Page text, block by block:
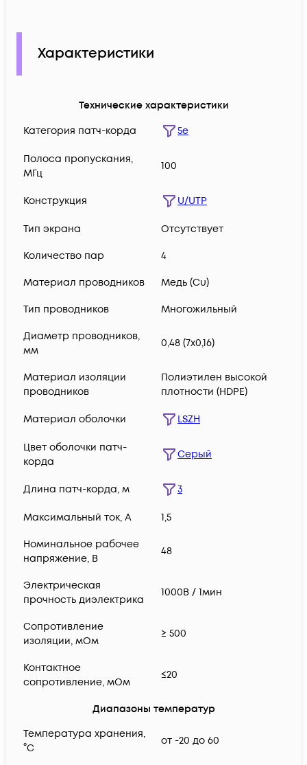
Характеристики
Технические характеристики
Категория патч-корда
5e
Полоса пропускания,
МГц
100
Конструкция U/UTP
Тип экрана Отсутствует
Количество пар 4
Материал проводников Медь (Сu)
Тип проводников Многожильный
Диаметр проводников,
мм
0,48 (7х0,16)
Материал изоляции
проводников
Полиэтилен высокой
плотности (HDPE)
Материал оболочки LSZH
Цвет оболочки патч-
корда
Серый
Длина патч-корда, м 3
Максимальный ток, А 1,5
Номинальное рабочее
напряжение, В
48
Электрическая
прочность диэлектрика
1000В / 1мин
Сопротивление
изоляции, мОм
≥ 500
Контактное
сопротивление, мОм
≤20
Диапазоны температур
Температура хранения,
°C
от -20 до 60